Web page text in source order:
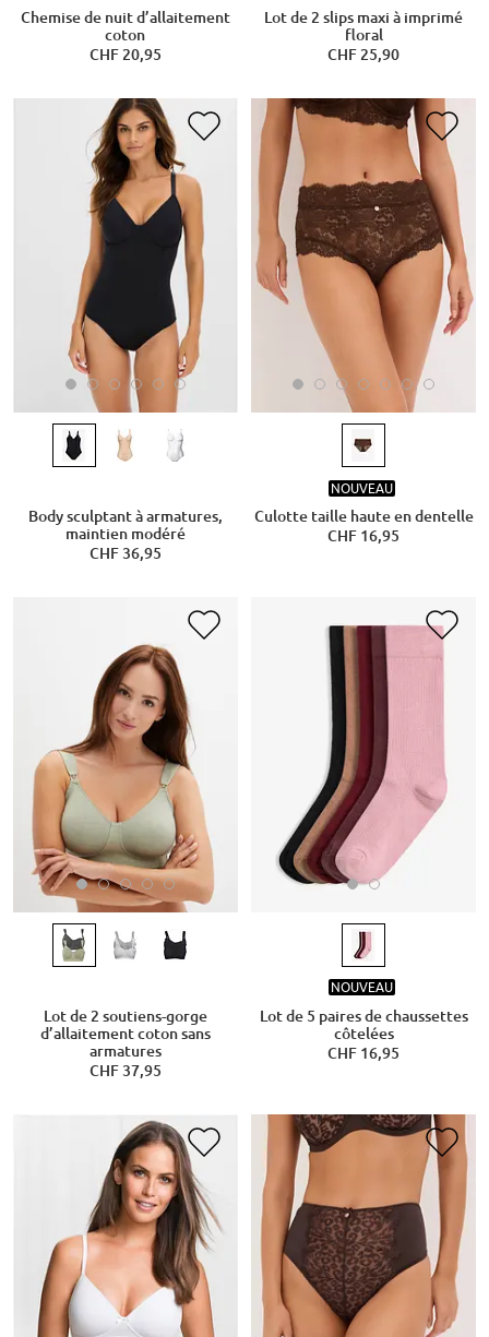
Chemise de nuit d’allaitement
coton
CHF 20,95
Lot de 2 slips maxi à imprimé
floral
CHF 25,90
Body sculptant à armatures,
maintien modéré
CHF 36,95
NOUVEAU
Culotte taille haute en dentelle
CHF 16,95
Lot de 2 soutiens-gorge
d’allaitement coton sans
armatures
CHF 37,95
NOUVEAU
Lot de 5 paires de chaussettes
côtelées
CHF 16,95